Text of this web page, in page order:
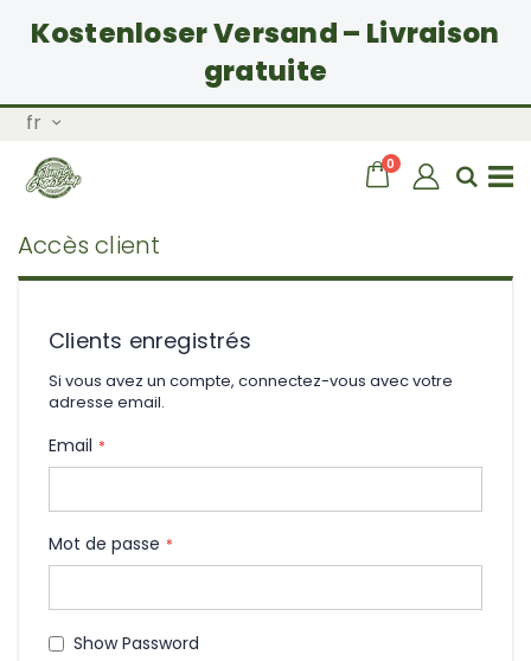
Kostenloser Versand – Livraison
gratuite
Allez
contenu
Langue
fr
Chariot
0 articles
Accès client
Clients enregistrés
Si vous avez un compte, connectez-vous avec votre
adresse email.
Email
Mot de passe
Show Password